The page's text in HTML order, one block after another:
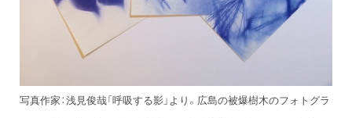
写真作家：浅見俊哉「呼吸する影」より。広島の被爆樹木のフォトグラ